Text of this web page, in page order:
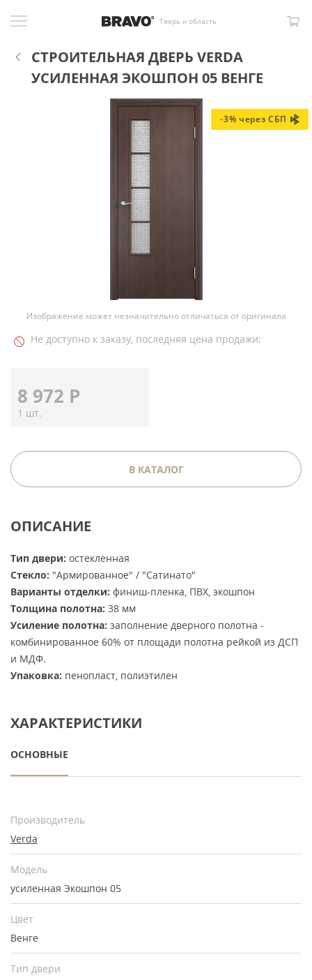
Тверь и область
СТРОИТЕЛЬНАЯ ДВЕРЬ VERDA
УСИЛЕННАЯ ЭКОШПОН 05 ВЕНГЕ
-3% через СБП
Изображение может незначительно отличаться от оригинала
Не доступно к заказу, последняя цена продажи:
8 972 Р
1 шт.
В КАТАЛОГ
ОПИСАНИЕ
Тип двери: остекленная
Стекло: "Армированное" / "Сатинато"
Варианты отделки: финиш-пленка, ПВХ, экошпон
Толщина полотна: 38 мм
Усиление полотна: заполнение дверного полотна -
комбинированное 60% от площади полотна рейкой из ДСП
и МДФ.
Упаковка: пенопласт, полиэтилен
ХАРАКТЕРИСТИКИ
ОСНОВНЫЕ
Производитель
Verda
Модель
усиленная Экошпон 05
Цвет
Венге
Тип двери